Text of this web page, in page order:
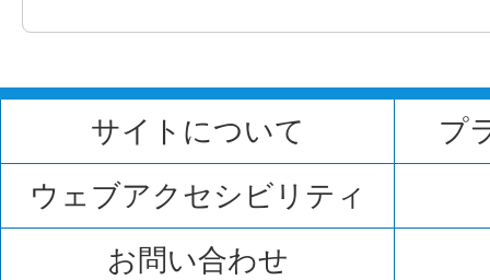
サイトについて
プ
ウェブアクセシビリティ
お問い合わせ